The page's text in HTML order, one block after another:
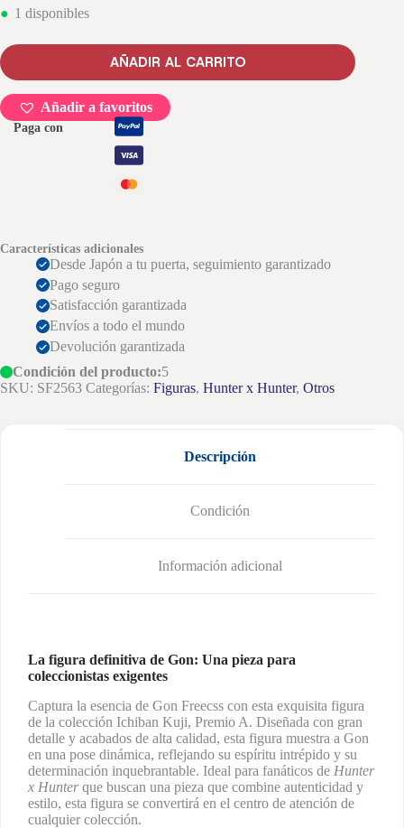
1 disponibles
AÑADIR AL CARRITO
Añadir a favoritos
Paga con
Características adicionales
Desde Japón a tu puerta, seguimiento garantizado
Pago seguro
Satisfacción garantizada
Envíos a todo el mundo
Devolución garantizada
Condición del producto:5
SKU: SF2563 Categorías: Figuras, Hunter x Hunter, Otros
Descripción
Condición
Información adicional
La figura definitiva de Gon: Una pieza para
coleccionistas exigentes
Captura la esencia de Gon Freecss con esta exquisita figura
de la colección Ichiban Kuji, Premio A. Diseñada con gran
detalle y acabados de alta calidad, esta figura muestra a Gon
en una pose dinámica, reflejando su espíritu intrépido y su
determinación inquebrantable. Ideal para fanáticos de Hunter
x Hunterque buscan una pieza que combine autenticidad y
estilo, esta figura se convertirá en el centro de atención de
cualquier colección.